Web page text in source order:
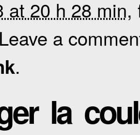
at 20 h 28 min,
a
.
la